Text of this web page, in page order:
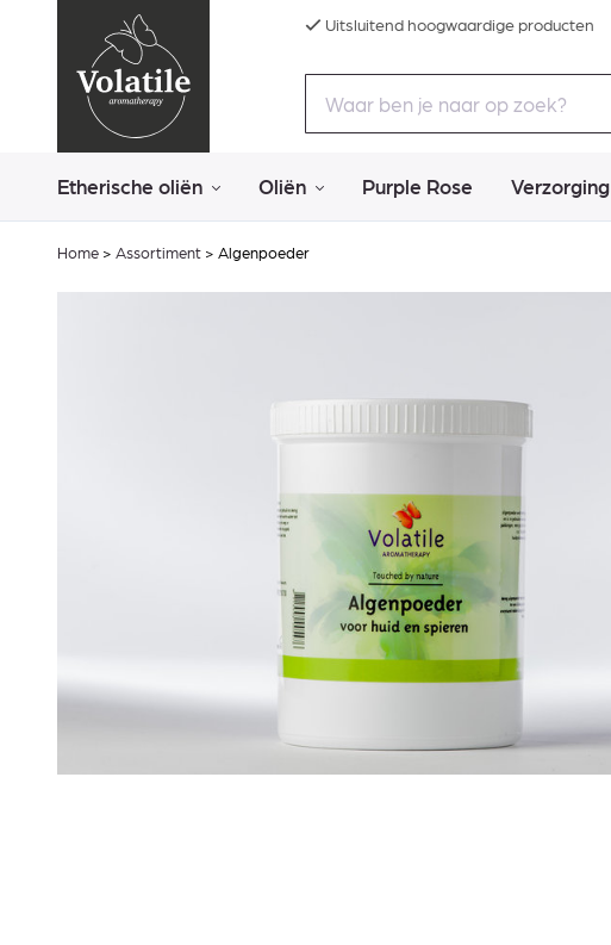
Uitsluitend hoogwaardige producten
Etherische oliën Oliën Purple Rose Verzorging
Home > Assortiment > Algenpoeder